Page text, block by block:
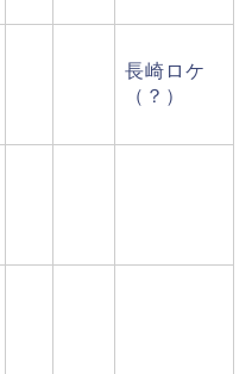
長崎ロケ
（？）